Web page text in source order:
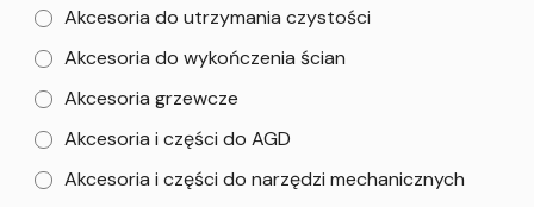
Akcesoria do utrzymania czystości
Akcesoria do wykończenia ścian
Akcesoria grzewcze
Akcesoria i części do AGD
Akcesoria i części do narzędzi mechanicznych